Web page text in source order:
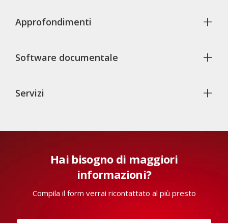
Approfondimenti +
Software documentale +
Servizi +
Hai bisogno di maggiori
informazioni?
Compila il form verrai ricontattato al più presto